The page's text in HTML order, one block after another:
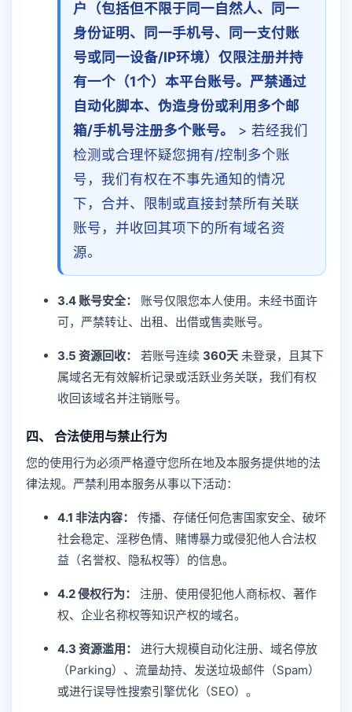
户（包括但不限于同一自然人、同一
身份证明、同一手机号、同一支付账
号或同一设备/IP环境）仅限注册并持
有一个（1个）本平台账号。严禁通过
自动化脚本、伪造身份或利用多个邮
箱/手机号注册多个账号。
> 若经我们
检测或合理怀疑您拥有/控制多个账
号，我们有权在不事先通知的情况
下，合并、限制或直接封禁所有关联
账号，并收回其项下的所有域名资
源。
3.4 账号安全：
账号仅限您本人使用。未经书面许
可，严禁转让、出租、出借或售卖账号。
3.5 资源回收： 若账号连续 360天 未登录，且其下
属域名无有效解析记录或活跃业务关联，我们有权
收回该域名并注销账号。
四、 合法使用与禁止行为
您的使用行为必须严格遵守您所在地及本服务提供地的法
律法规。严禁利用本服务从事以下活动：
4.1 非法内容：
传播、存储任何危害国家安全、破坏
社会稳定、淫秽色情、赌博暴力或侵犯他人合法权
益（名誉权、隐私权等）的信息。
4.2 侵权行为：
注册、使用侵犯他人商标权、著作
权、企业名称权等知识产权的域名。
4.3 资源滥用：
进行大规模自动化注册、域名停放
（Parking）、流量劫持、发送垃圾邮件（Spam）
或进行误导性搜索引擎优化（SEO）。